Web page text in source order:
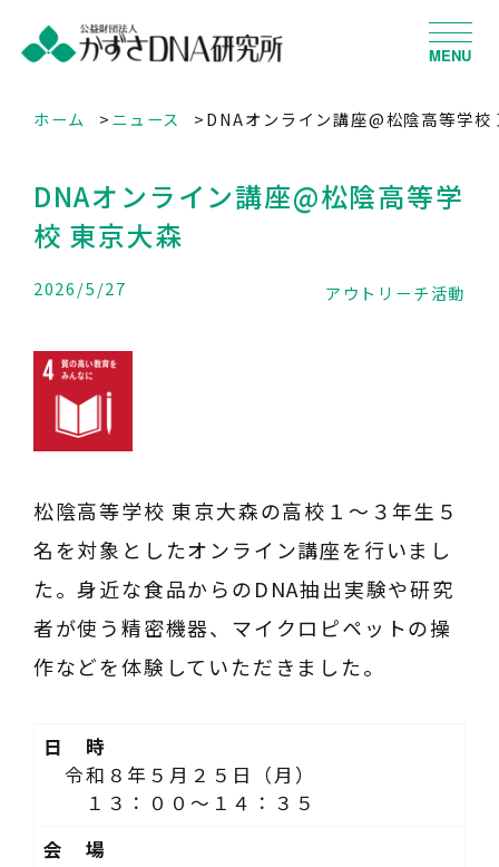
MENU
ホーム ニュース DNAオンライン講座@松陰高等学校
DNAオンライン講座@松陰高等学
校 東京大森
2026/5/27 アウトリーチ活動
松陰高等学校 東京大森の高校１～３年生５
名を対象としたオンライン講座を行いまし
た。身近な食品からのDNA抽出実験や研究
者が使う精密機器、マイクロピペットの操
作などを体験していただきました。
日 時
令和８年５月２５日（月）
１３：００～１４：３５
会 場